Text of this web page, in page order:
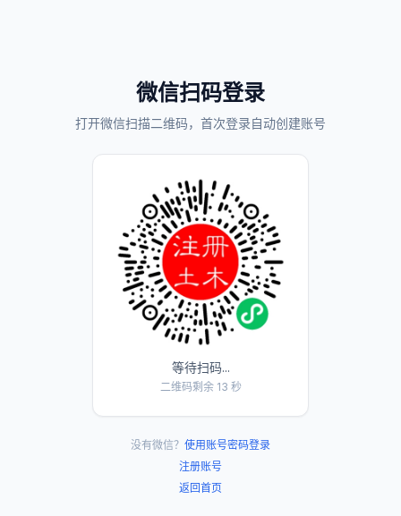
微信扫码登录
打开微信扫描二维码，首次登录自动创建账号
等待扫码...
二维码剩余 13 秒
没有微信？ 使用账号密码登录
注册账号
返回首页